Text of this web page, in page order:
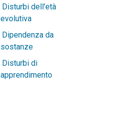
Disturbi dell'età
evolutiva
Dipendenza da
sostanze
Disturbi di
apprendimento